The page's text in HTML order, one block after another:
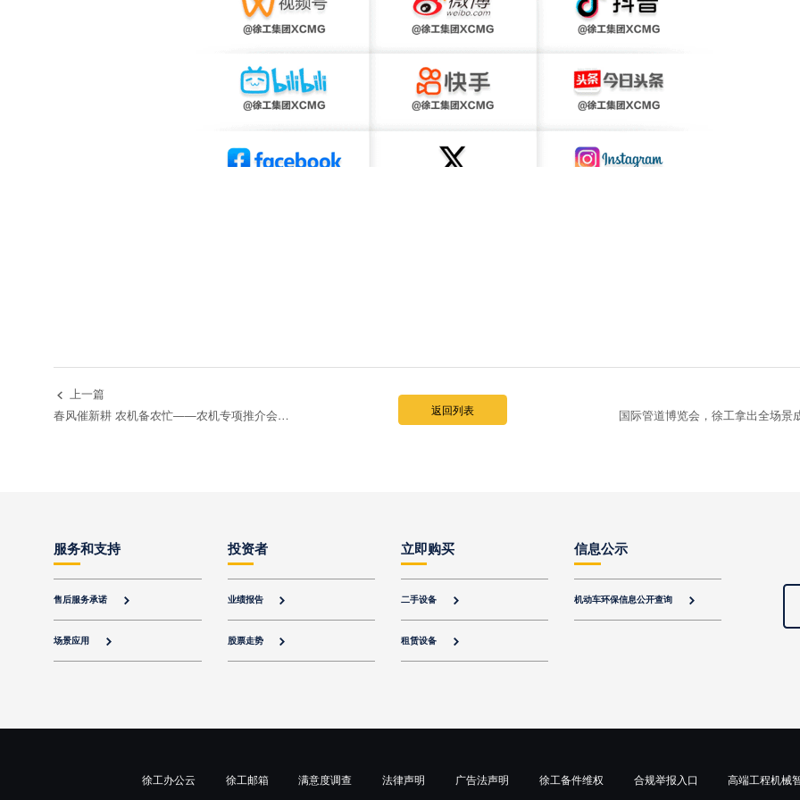
 上一篇
春风催新耕 农机备农忙——农机专项推介会赋能春耕生产提质增效
国际管道博览会，徐工拿出全场景
返回列表
服务和支持
售后服务承诺 
场景应用 
投资者
业绩报告 
股票走势 
立即购买
二手设备 
租赁设备 
信息公示
机动车环保信息公开查询 
徐工办公云 徐工邮箱 满意度调查 法律声明 广告法声明 徐工备件维权 合规举报入口 高端工程机械